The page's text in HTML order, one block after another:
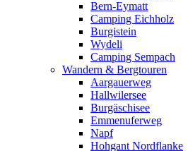
Bern-Eymatt
Camping Eichholz
Burgistein
Wydeli
Camping Sempach
Wandern & Bergtouren
Aargauerweg
Hallwilersee
Burgäschisee
Emmenuferweg
Napf
Hohgant Nordflanke